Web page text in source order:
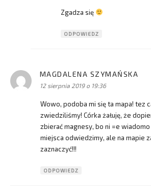
Zgadza się
ODPOWIEDZ
MAGDALENA SZYMAŃSKA
12 sierpnia 2019 o 19:36
Wowo, podoba mi się ta mapa! tez
zwiedziliśmy! Córka żałuję, że
zbierać magnesy, bo ni =e
miejsca odwiedzimy, ale na mapie
zaznaczyć!!!
ODPOWIEDZ